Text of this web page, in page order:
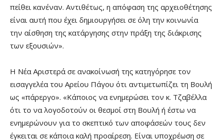
πείθει κανέναν. Αντιθέτως, η απόφαση της αρχειοθέτησης
είναι αυτή που έχει δημιουργήσει σε όλη την κοινωνία
την αίσθηση της κατάργησης στην πράξη της διάκρισης
των εξουσιών».
Η Νέα Αριστερά σε ανακοίνωσή της κατηγόρησε τον
εισαγγελέα του Αρείου Πάγου ότι αντιμετωπίζει τη Βουλή
ως «πάρεργο». «Κάποιος να ενημερώσει τον κ. Τζαβέλλα
ότι το να λογοδοτούν οι θεσμοί στη Βουλή ή έστω να
ενημερώνουν για το σκεπτικό των αποφάσεών τους δεν
έγκειται σε κάποια καλή προαίρεση. Είναι υποχρέωση σε